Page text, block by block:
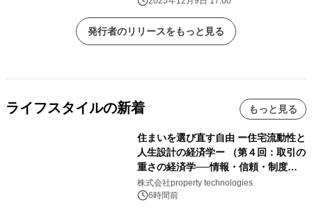
発行者のリリースをもっと見る
ライフスタイルの新着 もっと見る
住まいを選び直す自由 ー住宅流動性と
人生設計の経済学ー （第４回：取引の
重さの経済学──情報・信頼・制度を
PropTechはどう組み替えるか）｜
PropTech-Lab
株式会社property technologies
6時間前